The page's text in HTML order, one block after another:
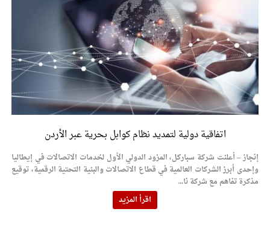
اتفاقية دولية لتمديد نظام كوابل بحرية عبر الأردن
إنجاز – أعلنت شركة سباركل، المزود الدولي الأول لخدمات الاتصالات في إيطاليا
وإحدى أبرز الشركات العالمية في قطاع الاتصالات والبنية التحتية الرقمية، توقيع
مذكرة تفاهم مع شركة نا...
اقرأ المزيد